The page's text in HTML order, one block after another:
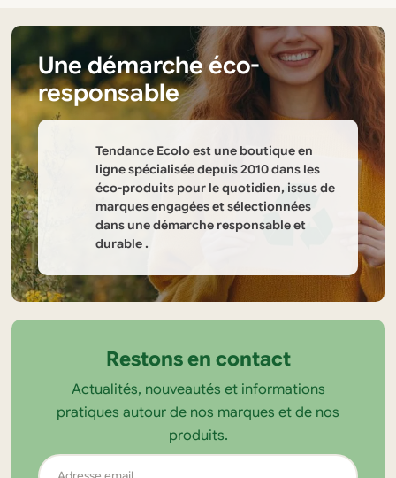
Informations
sur
boutique
Tendance
Une démarche éco-
responsable
Tendance Ecolo est une boutique en
ligne spécialisée depuis 2010 dans les
éco-produits pour le quotidien, issus de
marques engagées et sélectionnées
dans une démarche responsable et
durable .
Restons en contact
Actualités, nouveautés et informations
pratiques autour de nos marques et de nos
produits.
Adresse